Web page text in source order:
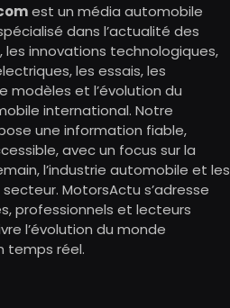
est un média automobile
dans l’actualité des
les innovations technologiques,
les essais, les
modèles et l’évolution du
international. Notre
une information fiable,
avec un focus sur la
l’industrie automobile et les
MotorsActu s’adresse
professionnels et lecteurs
l’évolution du monde
temps réel.